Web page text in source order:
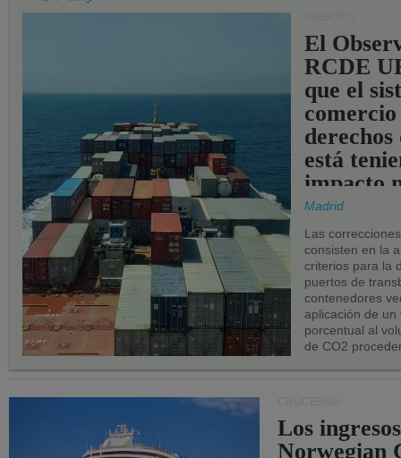
El
RCDE
que el
comercio
derechos
está
impacto
los
UE.
Madrid
Las
consisten en la
criterios para la
puertos de
contenedores
aplicación de
porcentual al
de CO2
Los
Norwegian